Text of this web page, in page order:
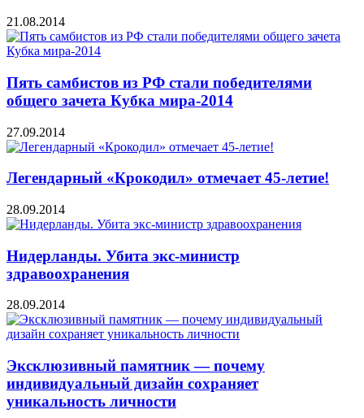
21.08.2014
Пять самбистов из РФ стали победителями
общего зачета Кубка мира-2014
27.09.2014
Легендарный «Крокодил» отмечает 45-летие!
28.09.2014
Нидерланды. Убита экс-министр
здравоохранения
28.09.2014
Эксклюзивный памятник — почему
индивидуальный дизайн сохраняет
уникальность личности